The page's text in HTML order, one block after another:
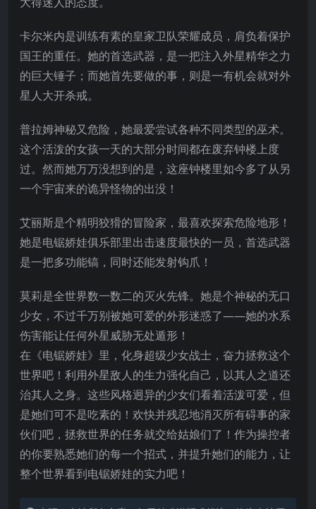
卡尔米内是训练有素的皇家卫队荣耀成员，肩负着保护
国王的重任。她的首选武器，是一把注入外星精华之力
的巨大锤子；而她首先要做的事，则是一有机会就对外
星人大开杀戒。
普拉姆神秘又危险，她最爱尝试各种不同类型的巫术。
这个活泼的女孩一天的大部分时间都在废弃钟楼上度
过。然而她万万没想到的是，这座钟楼里如今多了从另
一个宇宙来的诡异怪物的出没！
艾丽斯是个精明狡猾的冒险家，最喜欢探索危险地形！
她是电锯娇娃俱乐部里出击速度最快的一员，首选武器
是一把多功能镐，同时还能发射钩爪！
莫莉是全世界数一数二的灭火先锋。她是个神秘的无口
少女，不过千万别被她可爱的外形迷惑了——她的水系
伤害能让任何外星威胁无处遁形！
在《电锯娇娃》里，化身超级少女战士，奋力拯救这个
世界吧！利用外星敌人的生力强化自己，以其人之道还
治其人之身。这些风格迥异的少女们看着活泼可爱，但
是她们可不是吃素的！欢快并残忍地消灭所有碍事的家
伙们吧，拯救世界的任务就交给姑娘们了！作为操控者
的你要熟悉她们的每一个招式，并提升她们的能力，让
整个世界看到电锯娇娃的实力吧！